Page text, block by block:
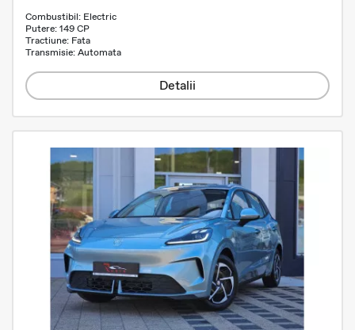
Combustibil: Electric
Putere: 149 CP
Tractiune: Fata
Transmisie: Automata
Detalii